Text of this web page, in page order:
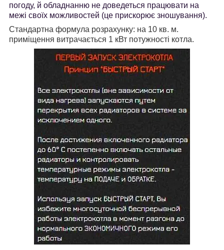
погоду, й обладнанню не доведеться працювати на
межі своїх можливостей (це прискорює зношування).
Стандартна формула розрахунку: на 10 кв. м.
приміщення витрачається 1 кВт потужності котла.